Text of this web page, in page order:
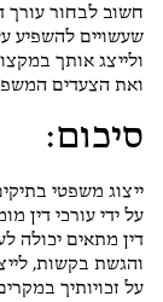
חשוב לבחור עורך
שעשויים להשפיע על
ולייצג אותך
ואת הצעדים
סיכום:
ייצוג משפטי
על ידי עורכי דין
דין מתאים יכולה
והגשת בקשות,
על זכויותיך